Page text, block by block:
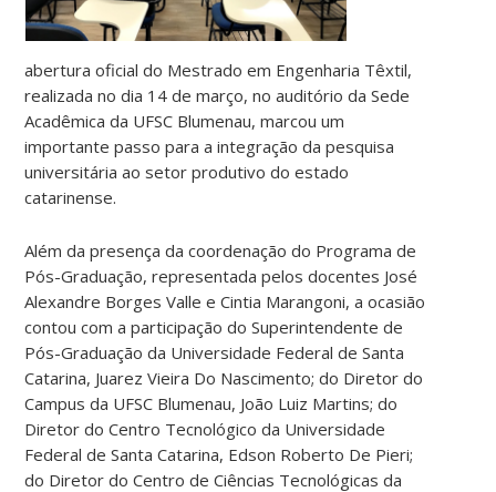
abertura oficial do Mestrado em Engenharia Têxtil,
realizada no dia 14 de março, no auditório da Sede
Acadêmica da UFSC Blumenau, marcou um
importante passo para a integração da pesquisa
universitária ao setor produtivo do estado
catarinense.
Além da presença da coordenação do Programa de
Pós-Graduação, representada pelos docentes José
Alexandre Borges Valle e Cintia Marangoni, a ocasião
contou com a participação do Superintendente de
Pós-Graduação da Universidade Federal de Santa
Catarina, Juarez Vieira Do Nascimento; do Diretor do
Campus da UFSC Blumenau, João Luiz Martins; do
Diretor do Centro Tecnológico da Universidade
Federal de Santa Catarina, Edson Roberto De Pieri;
do Diretor do Centro de Ciências Tecnológicas da